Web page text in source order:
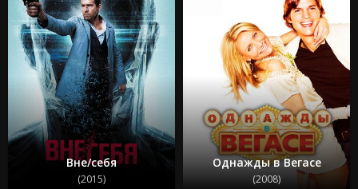
Вне/себя
(2015)
Однажды в Вегасе
(2008)